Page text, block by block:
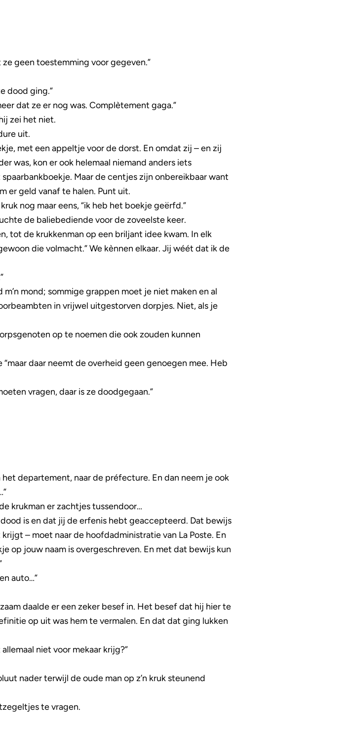
geen toestemming voor gegeven.”
dood ging.”
dat ze er nog was. Complètement gaga.”
zei het niet.
uit.
met een appeltje voor de dorst. En omdat zij – en zij
was, kon er ook helemaal niemand anders iets
Maar de centjes zijn onbereikbaar want
er geld vanaf te halen. Punt uit.
nog maar eens, “ik heb het boekje geërfd.”
de baliebediende voor de zoveelste keer.
tot de krukkenman op een briljant idee kwam. In elk
die volmacht.” We kènnen elkaar. Jij wéét dat ik de
mond; sommige grappen moet je niet maken en al
in vrijwel uitgestorven dorpjes. Niet, als je
op te noemen die ook zouden kunnen
daar neemt de overheid geen genoegen mee. Heb
vragen, daar is ze doodgegaan.”
het departement, naar de préfecture. En dan neem je ook
krukman er zachtjes tussendoor…
is en dat jij de erfenis hebt geaccepteerd. Dat bewijs
– moet naar de hoofdadministratie van La Poste. En
op jouw naam is overgeschreven. En met dat bewijs kun
auto…”
daalde er een zeker besef in. Het besef dat hij hier te
op uit was hem te vermalen. En dat dat ging lukken
niet voor mekaar krijg?”
nader terwijl de oude man op z’n kruk steunend
te vragen.